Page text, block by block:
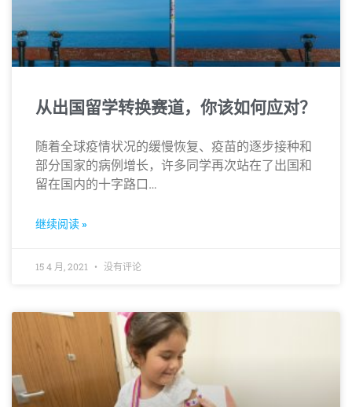
从出国留学转换赛道，你该如何应对？
随着全球疫情状况的缓慢恢复、疫苗的逐步接种和
部分国家的病例增长，许多同学再次站在了出国和
留在国内的十字路口…
继续阅读 »
15 4 月, 2021 没有评论